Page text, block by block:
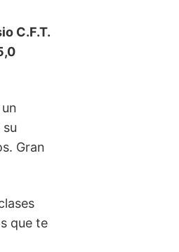
C.F.T.
Gran
que te